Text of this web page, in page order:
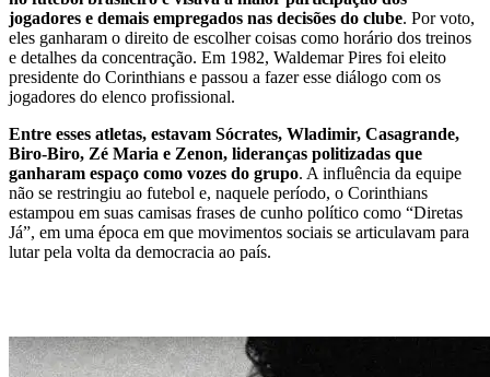
jogadores e demais empregados nas decisões do clube. Por voto,
eles ganharam o direito de escolher coisas como horário dos treinos
e detalhes da concentração. Em 1982, Waldemar Pires foi eleito
presidente do Corinthians e passou a fazer esse diálogo com os
jogadores do elenco profissional.
Entre esses atletas, estavam Sócrates, Wladimir, Casagrande,
Biro-Biro, Zé Maria e Zenon, lideranças politizadas que
ganharam espaço como vozes do grupo. A influência da equipe
não se restringiu ao futebol e, naquele período, o Corinthians
estampou em suas camisas frases de cunho político como “Diretas
Já”, em uma época em que movimentos sociais se articulavam para
lutar pela volta da democracia ao país.